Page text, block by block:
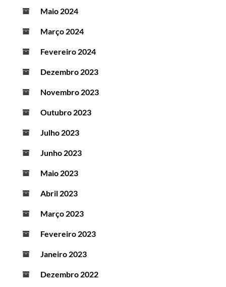
Maio 2024
Março 2024
Fevereiro 2024
Dezembro 2023
Novembro 2023
Outubro 2023
Julho 2023
Junho 2023
Maio 2023
Abril 2023
Março 2023
Fevereiro 2023
Janeiro 2023
Dezembro 2022